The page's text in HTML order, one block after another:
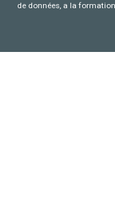
de données, a la